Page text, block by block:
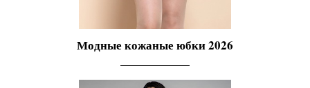
Модные кожаные юбки 2026